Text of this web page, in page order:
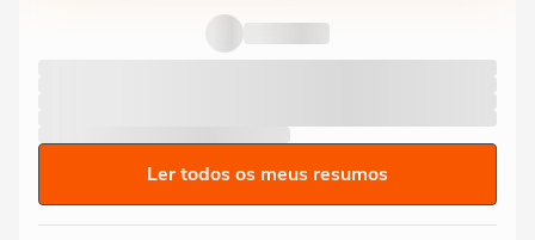
Ler todos os meus resumos